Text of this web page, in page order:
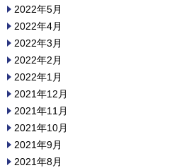
2022年5月
2022年4月
2022年3月
2022年2月
2022年1月
2021年12月
2021年11月
2021年10月
2021年9月
2021年8月